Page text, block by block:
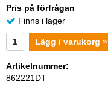
Pris på förfrågan
Finns i lager
Lägg i varukorg »
Artikelnummer:
862221DT